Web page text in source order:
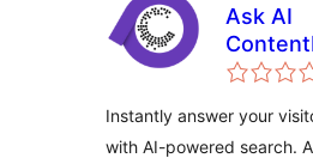
Ask AI
Instantly answer your
with AI-powered search.